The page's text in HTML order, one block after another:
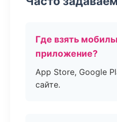
Где взять
приложение?
App Store, Google
сайте.